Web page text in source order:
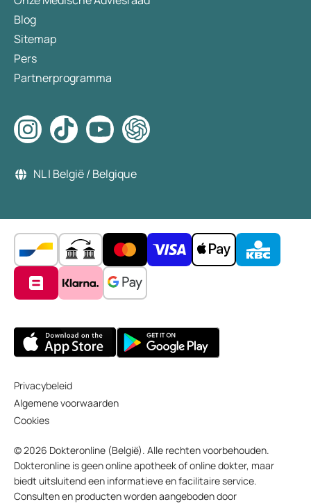
Blog
Sitemap
Pers
Partnerprogramma
NL | België / Belgique
Privacybeleid
Algemene voorwaarden
Cookies
© 2026 Dokteronline (België). Alle rechten voorbehouden.
Dokteronline is geen online apotheek of online dokter, maar
biedt uitsluitend een informatieve en facilitaire service.
Consulten en producten worden aangeboden door